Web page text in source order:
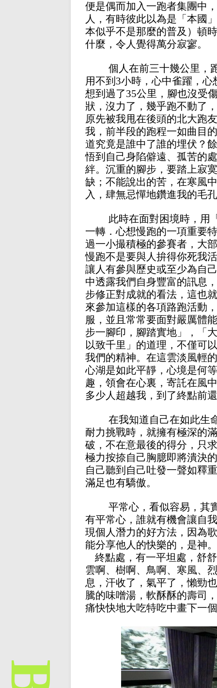
便是偶而加入一跑者集團中
人，有時彼此以為是「本國
本似乎不是那麼的普及）頓
什麼，令人覺得萬分寂寥。
個人在前三十幾公里，
用不到3小時，心中雀躍，
想到過了35公里，腳也沒受
狀，沒力了，幾乎跑不動了
原先被我甩在後頭的北大跑
我，前半段的跑程一如曲目
道究竟是誰中了誰的埋伏？
悟到自己身陷僻遠、孤苦的
絆。沉重的腳步，要踏上寂
缺；不能說出的苦，在寒風
入，肆無忌憚地鑽進我的毛
此時在面對困境時，用
一轉．心想慢跑的一項重要
過一小撮積極的參賽者，大
慢跑不是要與人拚得你死我
讓人有參與歷史或至少為自
中透露我們自身豐富的訊息
步修正對成就的看法，這也
來參加這樣的各項路跑活動
服，並且常常要面對嚴厲體
步一腳印，腳踏實地」，「
以致千里」的道理，不僅可
我們的精神。在這雲淡風輕
心湖是如此平靜，心境是何
趣，領會在心裏，寄託在風
多少人超越我，到了終點前
在我知道自己在如此生
耐力挑戰時，就擁有極深的
破，不在意最後的得分，只
極力按捺自己胸臆即將潰決
自己聽到自己吐發一聲如釋
滿足也有驕傲。
平常心，看似容易，其
有平常心，誰就有機會讓自
現個人潛力的好方法，因為
能分享他人的快樂的，是神
終點處，有一平坦處，舒
雲啊、樹啊、鳥啊、寒風、
息，汗收了，氣平了，懶勁
騰的味噌湯，軟酥酥的壽司
痛快快地大吃特吃中畫下一